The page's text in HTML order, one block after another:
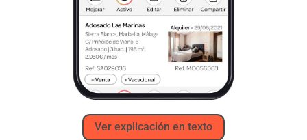
Ver explicación en texto